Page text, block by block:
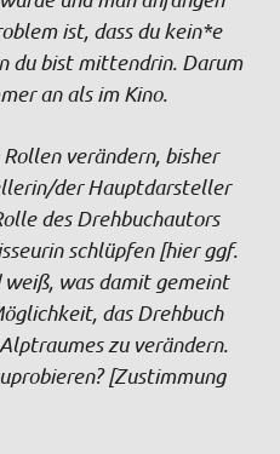
ist, dass du kein*e
du bist mittendrin. Darum
an als im Kino.
verändern, bisher
der Hauptdarsteller
des Drehbuchautors
schlüpfen [hier ggf.
weiß, was damit gemeint
das Drehbuch
zu verändern.
[Zustimmung